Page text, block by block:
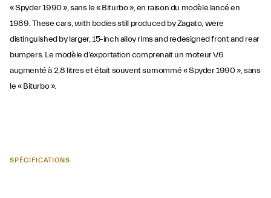
« Spyder 1990 », sans le « Biturbo », en raison du modèle lancé en
1989. These cars, with bodies still produced by Zagato, were
distinguished by larger, 15-inch alloy rims and redesigned front and rear
bumpers. Le modèle d’exportation comprenait un moteur V6
augmenté à 2,8 litres et était souvent surnommé « Spyder 1990 », sans
le « Biturbo ».
SPÉCIFICATIONS